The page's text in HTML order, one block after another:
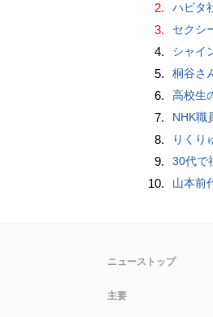
2. ハビタ
3. セクシ
4. シャイ
5. 桐谷さ
6. 高校生
7. NHK職
8. りくり
9. 30代で
10. 山本前
ニューストップ
主要